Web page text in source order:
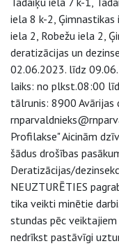
iela 8 k-2,
iela 2, Robežu iela 2,
deratizācijas un
02.06.2023. līdz
laiks: no plkst.08:00
tālrunis: 8900
Profilakse" Aicinām
šādus drošības
Deratizācijas/
NEUZTURĒTIES
tika veikti minētie
stundas pēc
nedrīkst pastāvīgi